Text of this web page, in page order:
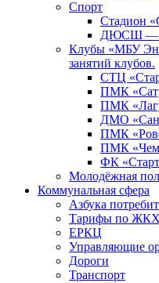
Спорт
Стадион
ДЮСШ —
Клубы «МБУ
занятий клубов.
СТЦ
ПМК
ПМК
ДМО
ПМК
ПМК
ФК
Молодёжная
Коммунальная сфера
Азбука
Тарифы по
ЕРКЦ
Управляющие
Дороги
Транспорт